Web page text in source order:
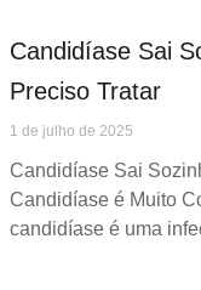
Candidíase Sai
Preciso Tratar
1 de julho de 2025
Candidíase Sai
Candidíase é Muito
candidíase é uma